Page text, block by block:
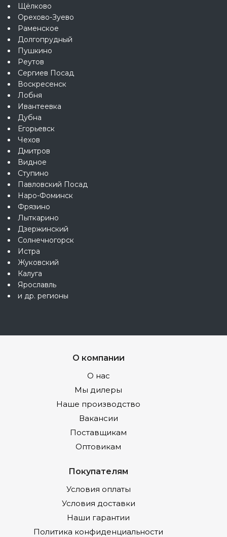
Щёлково
Орехово-Зуево
Раменское
Долгопрудный
Пушкино
Реутов
Сергиев Посад
Воскресенск
Лобня
Ивантеевка
Дубна
Егорьевск
Чехов
Дмитров
Видное
Ступино
Павловский Посад
Наро-Фоминск
Фрязино
Лыткарино
Дзержинский
Солнечногорск
Истра
Жуковский
Калуга
Ярославль
и др. регионы
О компании
О нас
Мы дилеры
Наше производство
Вакансии
Поставщикам
Оптовикам
Покупателям
Условия оплаты
Условия доставки
Наши гарантии
Политика конфиденциальности